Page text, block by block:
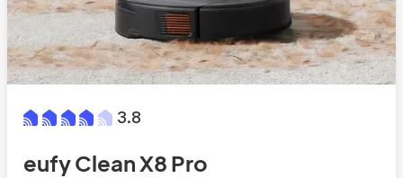
3.8
eufy Clean X8 Pro